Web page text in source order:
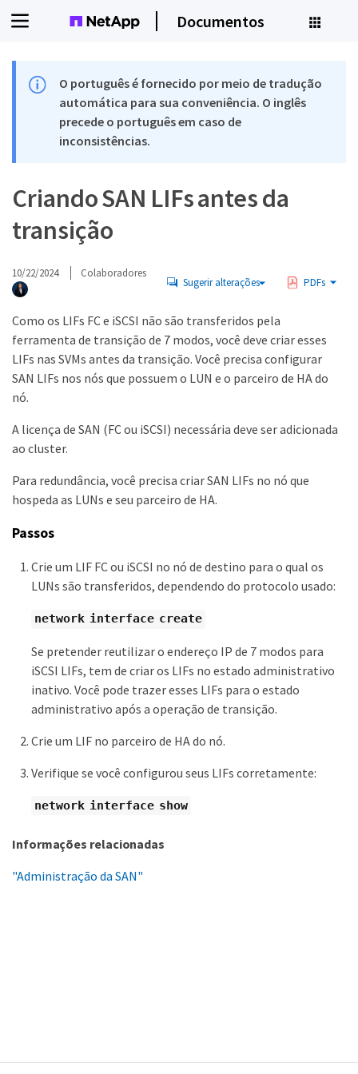
Documentos
O português é fornecido por meio de tradução
automática para sua conveniência. O inglês
precede o português em caso de
inconsistências.
Criando SAN LIFs antes da
transição
10/22/2024 Colaboradores
Sugerir alterações PDFs
Como os LIFs FC e iSCSI não são transferidos pela
ferramenta de transição de 7 modos, você deve criar esses
LIFs nas SVMs antes da transição. Você precisa configurar
SAN LIFs nos nós que possuem o LUN e o parceiro de HA do
nó.
A licença de SAN (FC ou iSCSI) necessária deve ser adicionada
ao cluster.
Para redundância, você precisa criar SAN LIFs no nó que
hospeda as LUNs e seu parceiro de HA.
Passos
Crie um LIF FC ou iSCSI no nó de destino para o qual os
LUNs são transferidos, dependendo do protocolo usado:
network interface create
Se pretender reutilizar o endereço IP de 7 modos para
iSCSI LIFs, tem de criar os LIFs no estado administrativo
inativo. Você pode trazer esses LIFs para o estado
administrativo após a operação de transição.
Crie um LIF no parceiro de HA do nó.
Verifique se você configurou seus LIFs corretamente:
network interface show
Informações relacionadas
"Administração da SAN"